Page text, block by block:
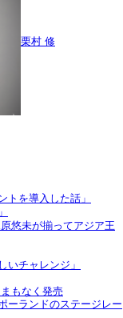
栗村 修
トを導入した話」
悠未が揃ってアジア王
いチャレンジ」
もなく発売
ーランドのステージレー